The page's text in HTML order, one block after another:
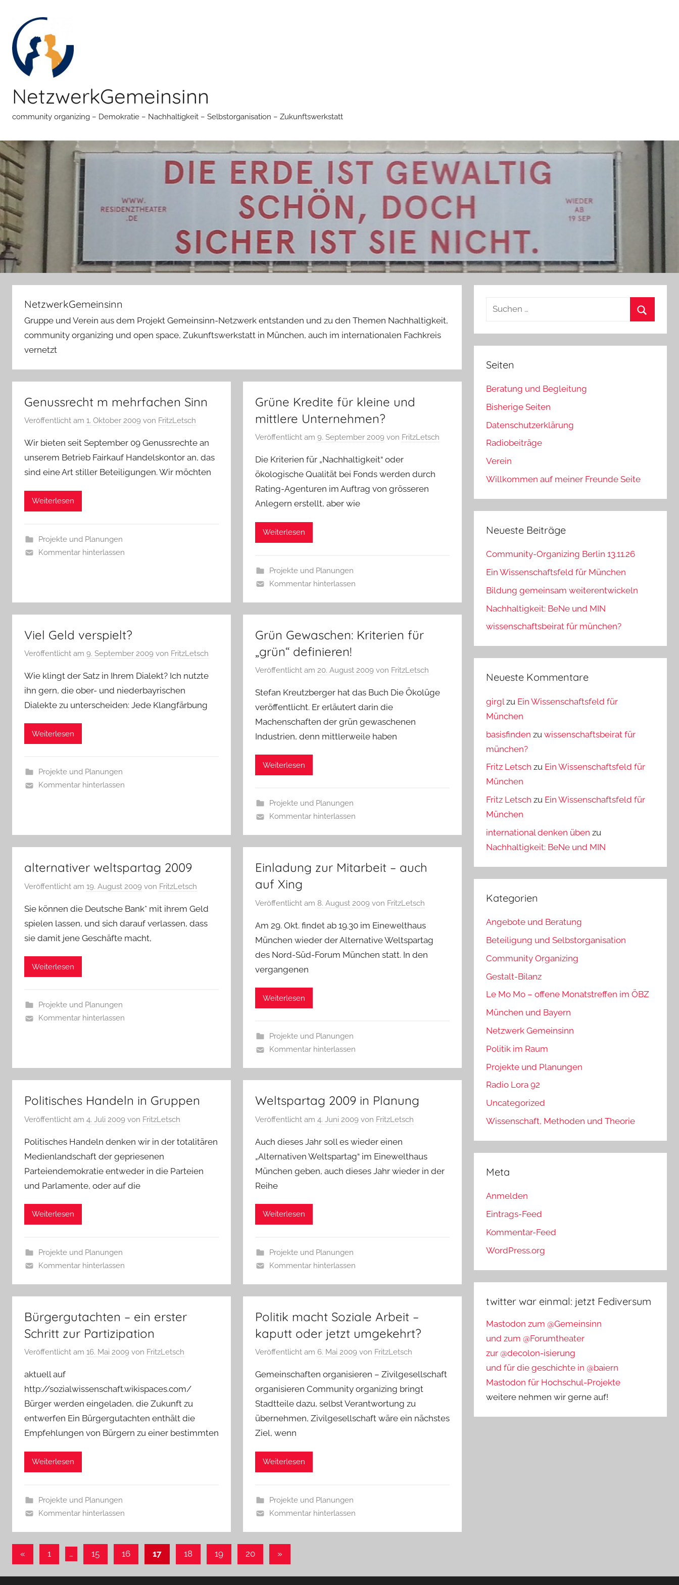
springen
NetzwerkGemeinsinn
community organizing – Demokratie – Nachhaltigkeit – Selbstorganisation – Zukunftswerkstatt
NetzwerkGemeinsinn
Gruppe und Verein aus dem Projekt Gemeinsinn-Netzwerk entstanden und zu den Themen Nachhaltigkeit,
community organizing und open space, Zukunftswerkstatt in München, auch im internationalen Fachkreis
vernetzt
Genussrecht m mehrfachen Sinn
Veröffentlicht am 1. Oktober 2009 von FritzLetsch
Wir bieten seit September 09 Genussrechte an
unserem Betrieb Fairkauf Handelskontor an, das
sind eine Art stiller Beteiligungen. Wir möchten
Weiterlesen
Projekte und Planungen
Kommentar hinterlassen
Grüne Kredite für kleine und
mittlere Unternehmen?
Veröffentlicht am9. September 2009 von FritzLetsch
Die Kriterien für „Nachhaltigkeit“ oder
ökologische Qualität bei Fonds werden durch
Rating-Agenturen im Auftrag von grösseren
Anlegern erstellt, aber wie
Weiterlesen
Projekte und Planungen
Kommentar hinterlassen
Viel Geld verspielt?
Veröffentlicht am 9. September 2009 von FritzLetsch
Wie klingt der Satz in Ihrem Dialekt? Ich nutzte
ihn gern, die ober- und niederbayrischen
Dialekte zu unterscheiden: Jede Klangfärbung
Weiterlesen
Projekte und Planungen
Kommentar hinterlassen
Grün Gewaschen: Kriterien für
„grün“ definieren!
Veröffentlicht am20. August 2009 von FritzLetsch
Stefan Kreutzberger hat das Buch Die Ökolüge
veröffentlicht. Er erläutert darin die
Machenschaften der grün gewaschenen
Industrien, denn mittlerweile haben
Weiterlesen
Projekte und Planungen
Kommentar hinterlassen
alternativer weltspartag 2009
Veröffentlicht am 19. August 2009 von FritzLetsch
Sie können die Deutsche Bank* mit ihrem Geld
spielen lassen, und sich darauf verlassen, dass
sie damit jene Geschäfte macht,
Weiterlesen
Projekte und Planungen
Kommentar hinterlassen
Einladung zur Mitarbeit – auch
auf Xing
Veröffentlicht am 8. August 2009 von FritzLetsch
Am 29. Okt. findet ab 19.30 im Einewelthaus
München wieder der Alternative Weltspartag
des Nord-Süd-Forum München statt. In den
vergangenen
Weiterlesen
Projekte und Planungen
Kommentar hinterlassen
Politisches Handeln in Gruppen
Veröffentlicht am 4. Juli 2009 von FritzLetsch
Politisches Handeln denken wir in der totalitären
Medienlandschaft der gepriesenen
Parteiendemokratie entweder in die Parteien
und Parlamente, oder auf die
Weiterlesen
Projekte und Planungen
Kommentar hinterlassen
Weltspartag 2009 in Planung
Veröffentlicht am4. Juni 2009 von FritzLetsch
Auch dieses Jahr soll es wieder einen
„Alternativen Weltspartag“ im Einewelthaus
München geben, auch dieses Jahr wieder in der
Reihe
Weiterlesen
Projekte und Planungen
Kommentar hinterlassen
Bürgergutachten – ein erster
Schritt zur Partizipation
Veröffentlicht am 16. Mai 2009 von FritzLetsch
aktuell auf
http://sozialwissenschaft.wikispaces.com/
Bürger werden eingeladen, die Zukunft zu
entwerfen Ein Bürgergutachten enthält die
Empfehlungen von Bürgern zu einer bestimmten
Weiterlesen
Projekte und Planungen
Kommentar hinterlassen
Politik macht Soziale Arbeit –
kaputt oder jetzt umgekehrt?
Veröffentlicht am6. Mai 2009 von FritzLetsch
Gemeinschaften organisieren – Zivilgesellschaft
organisieren Community organizing bringt
Stadtteile dazu, selbst Verantwortung zu
übernehmen, Zivilgesellschaft wäre ein nächstes
Ziel, wenn
Weiterlesen
Projekte und Planungen
Kommentar hinterlassen
Seitennummerierung
« Vorherige
1 … 15 16 17 18 19 20
Nächste
»
Suchen
Seiten
Beratung und Begleitung
Bisherige Seiten
Datenschutzerklärung
Radiobeiträge
Verein
Willkommen auf meiner Freunde Seite
Neueste Beiträge
Community-Organizing Berlin 13.11.26
Ein Wissenschaftsfeld für München
Bildung gemeinsam weiterentwickeln
Nachhaltigkeit: BeNe und MIN
wissenschaftsbeirat für münchen?
Neueste Kommentare
girgl zu Ein Wissenschaftsfeld für
München
basisfinden zuwissenschaftsbeirat für
münchen?
Fritz Letsch zu Ein Wissenschaftsfeld für
München
Fritz Letsch zu Ein Wissenschaftsfeld für
München
international denken üben zu
Nachhaltigkeit: BeNe und MIN
Kategorien
Angebote und Beratung
Beteiligung und Selbstorganisation
Community Organizing
Gestalt-Bilanz
Le Mo Mo – offene Monatstreffen im ÖBZ
München und Bayern
Netzwerk Gemeinsinn
Politik im Raum
Projekte und Planungen
Radio Lora 92
Uncategorized
Wissenschaft, Methoden und Theorie
Meta
Anmelden
Eintrags-Feed
Kommentar-Feed
WordPress.org
twitter war einmal: jetzt Fediversum
Mastodon zum @Gemeinsinn
und zum @Forumtheater
zur @decolon-isierung
und für die geschichte in @baiern
Mastodon für Hochschul-Projekte
weitere nehmen wir gerne auf!